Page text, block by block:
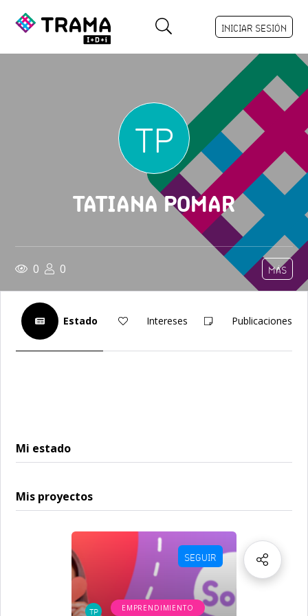
INICIAR SESIÓN
TP
TATIANA POMAR
0 0 MÁS
Estado Intereses Publicaciones
Mi estado
Mis proyectos
SEGUIR
TP EMPRENDIMIENTO